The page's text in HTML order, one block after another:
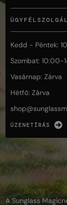
Kedd - Péntek:
Szombat: 10:00-
Vasárnap: Zárva
Hétfő: Zárva
shop@
ÜZENETÍRÁS
A Sunglass